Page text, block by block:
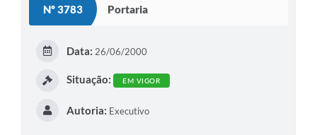
Nº 3783 Portaria
Data: 26/06/2000
Situação: EM VIGOR
Autoria: Executivo